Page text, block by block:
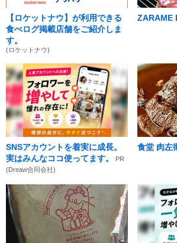
【ロケットナウ】が利用できる
食べログ掲載店舗をご紹介しま
す。
(ロケットナウ)
ZARAME
SNSアカウントを着実に成長。
実はみんなココ使ってます。
PR
(Dreaw合同会社)
食堂 肉左